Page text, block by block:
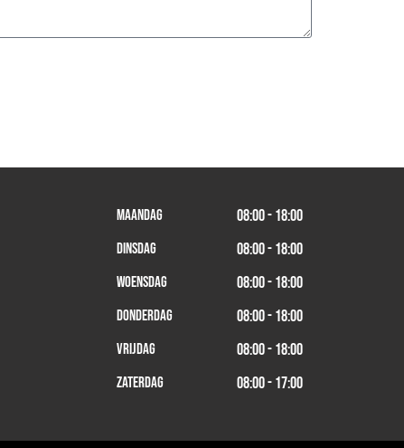
Maandag 08:00 - 18:00
Dinsdag 08:00 - 18:00
Woensdag 08:00 - 18:00
Donderdag 08:00 - 18:00
Vrijdag 08:00 - 18:00
Zaterdag 08:00 - 17:00